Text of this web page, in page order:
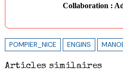
Collaboration :
POMPIER_NICE ENGINS
Articles similaires